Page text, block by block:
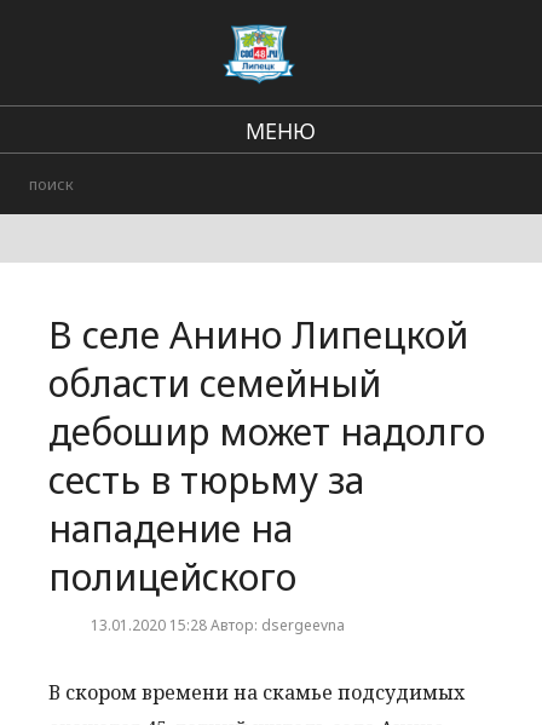
МЕНЮ
Городские события
В селе Анино Липецкой
области семейный
дебошир может надолго
сесть в тюрьму за
нападение на
полицейского
13.01.2020 15:28 Автор: dsergeevna
В скором времени на скамье подсудимых